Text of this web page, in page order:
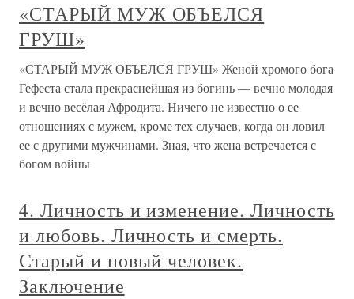
«СТАРЫЙ МУЖ ОБЪЕЛСЯ
ГРУШ»
«СТАРЫЙ МУЖ ОБЪЕЛСЯ ГРУШ» Женой хромого бога
Гефеста стала прекраснейшая из богинь — вечно молодая
и вечно весёлая Афродита. Ничего не известно о ее
отношениях с мужем, кроме тех случаев, когда он ловил
ее с другими мужчинами. Зная, что жена встречается с
богом войны
4. Личность и изменение. Личность
и любовь. Личность и смерть.
Старый и новый человек.
Заключение